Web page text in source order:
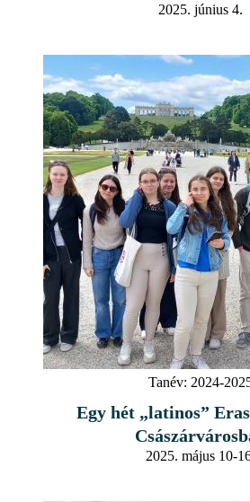
2025. június 4.
Tanév: 2024-
Egy hét „latinos”
2025. május 10-